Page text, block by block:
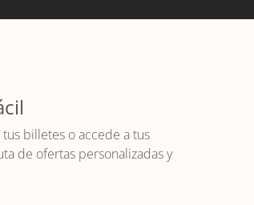
billetes o accede a tus
de ofertas personalizadas y